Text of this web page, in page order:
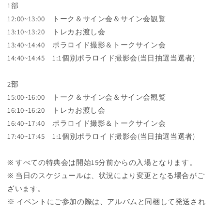
1部
12:00~13:00 トーク＆サイン会＆サイン会観覧
13:10~13:20 トレカお渡し会
13:40~14:40 ポラロイド撮影＆トークサイン会
14:40~14:45 1:1個別ポラロイド撮影会(当日抽選当選者)
2部
15:00~16:00 トーク＆サイン会＆サイン会観覧
16:10~16:20 トレカお渡し会
16:40~17:40 ポラロイド撮影＆トークサイン会
17:40~17:45 1:1個別ポラロイド撮影会(当日抽選当選者)
※ すべての特典会は開始15分前からの入場となります。
※ 当日のスケジュールは、状況により変更となる場合がご
ざいます。
※ イベントにご参加の際は、アルバムと同梱して発送され